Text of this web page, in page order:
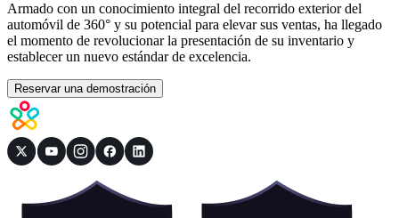
Armado con un conocimiento integral del recorrido exterior del
automóvil de 360° y su potencial para elevar sus ventas, ha llegado
el momento de revolucionar la presentación de su inventario y
establecer un nuevo estándar de excelencia.
Reservar una demostración